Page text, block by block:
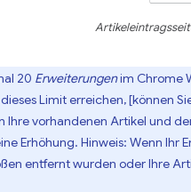
20 Erweiterungenim Chrome
Limit erreichen, [können
Ihre vorhandenen Artikel und
Erhöhung. Hinweis: Wenn
entfernt wurden oder Ihre